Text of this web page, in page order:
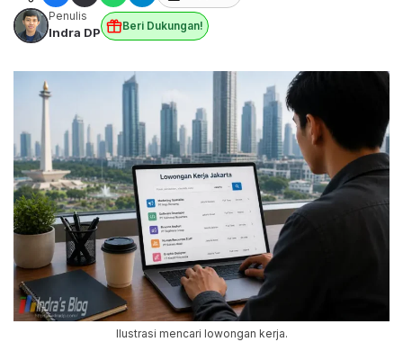
Penulis
Indra DP Beri Dukungan!
Ilustrasi mencari lowongan kerja.